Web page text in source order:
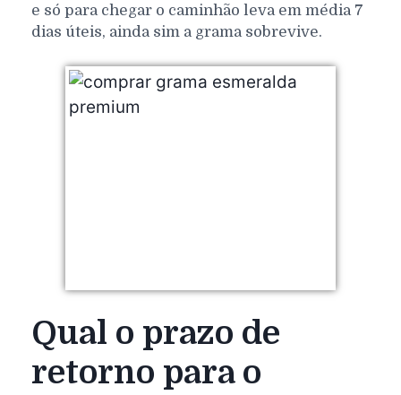
e só para chegar o caminhão leva em média 7
dias úteis, ainda sim a grama sobrevive.
Qual o prazo de
retorno para o